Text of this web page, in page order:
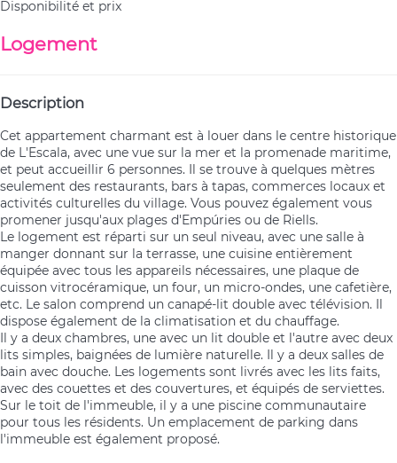
Disponibilité et prix
Logement
Description
Cet appartement charmant est à louer dans le centre historique
de L'Escala, avec une vue sur la mer et la promenade maritime,
et peut accueillir 6 personnes. Il se trouve à quelques mètres
seulement des restaurants, bars à tapas, commerces locaux et
activités culturelles du village. Vous pouvez également vous
promener jusqu'aux plages d'Empúries ou de Riells.
Le logement est réparti sur un seul niveau, avec une salle à
manger donnant sur la terrasse, une cuisine entièrement
équipée avec tous les appareils nécessaires, une plaque de
cuisson vitrocéramique, un four, un micro-ondes, une cafetière,
etc. Le salon comprend un canapé-lit double avec télévision. Il
dispose également de la climatisation et du chauffage.
Il y a deux chambres, une avec un lit double et l'autre avec deux
lits simples, baignées de lumière naturelle. Il y a deux salles de
bain avec douche. Les logements sont livrés avec les lits faits,
avec des couettes et des couvertures, et équipés de serviettes.
Sur le toit de l'immeuble, il y a une piscine communautaire
pour tous les résidents. Un emplacement de parking dans
l'immeuble est également proposé.